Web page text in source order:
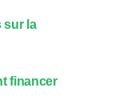
sur la
financer